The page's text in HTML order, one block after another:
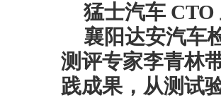
猛士汽车 CTO
襄阳达安汽车
测评专家李青林
践成果，从测试